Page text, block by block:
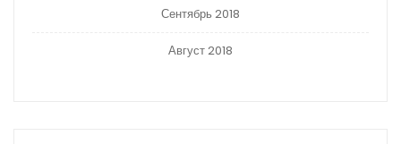
Сентябрь 2018
Август 2018